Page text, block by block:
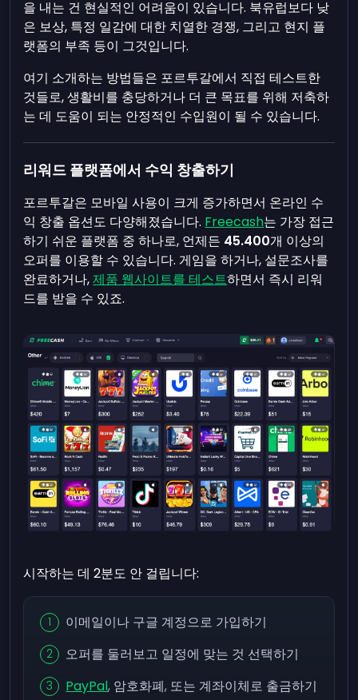
을 내는 건 현실적인 어려움이 있습니다. 북유럽보다 낮
은 보상, 특정 일감에 대한 치열한 경쟁, 그리고 현지 플
랫폼의 부족 등이 그것입니다.
여기 소개하는 방법들은 포르투갈에서 직접 테스트한
것들로, 생활비를 충당하거나 더 큰 목표를 위해 저축하
는 데 도움이 되는 안정적인 수입원이 될 수 있습니다.
리워드 플랫폼에서 수익 창출하기
포르투갈은 모바일 사용이 크게 증가하면서 온라인 수
익 창출 옵션도 다양해졌습니다. Freecash는 가장 접근
하기 쉬운 플랫폼 중 하나로, 언제든 45.400개 이상의
오퍼를 이용할 수 있습니다. 게임을 하거나, 설문조사를
완료하거나,제품 웹사이트를 테스트하면서 즉시 리워
드를 받을 수 있죠.
시작하는 데 2분도 안 걸립니다:
이메일이나 구글 계정으로 가입하기
오퍼를 둘러보고 일정에 맞는 것 선택하기
PayPal, 암호화폐, 또는 계좌이체로 출금하기